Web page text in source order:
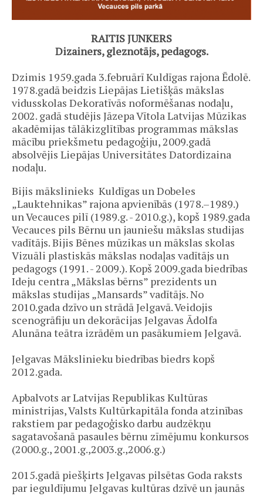
RAITIS JUNKERS
Dizainers, gleznotājs, pedagogs.
Dzimis 1959.gada 3.februārī Kuldīgas rajona Ēdolē.
1978.gadā beidzis Liepājas Lietišķās mākslas
vidusskolas Dekoratīvās noformēšanas nodaļu,
2002. gadā studējis Jāzepa Vītola Latvijas Mūzikas
akadēmijas tālākizglītības programmas mākslas
mācību priekšmetu pedagoģiju, 2009.gadā
absolvējis Liepājas Universitātes Datordizaina
nodaļu.
Bijis mākslinieks Kuldīgas un Dobeles
„Lauktehnikas” rajona apvienībās (1978.–1989.)
un Vecauces pilī (1989.g. - 2010.g.), kopš 1989.gada
Vecauces pils Bērnu un jauniešu mākslas studijas
vadītājs. Bijis Bēnes mūzikas un mākslas skolas
Vizuāli plastiskās mākslas nodaļas vadītājs un
pedagogs (1991. - 2009.). Kopš 2009.gada biedrības
Ideju centra „Mākslas bērns” prezidents un
mākslas studijas „Mansards” vadītājs. No
2010.gada dzīvo un strādā Jelgavā. Veidojis
scenogrāfiju un dekorācijas Jelgavas Ādolfa
Alunāna teātra izrādēm un pasākumiem Jelgavā.
Jelgavas Mākslinieku biedrības biedrs kopš
2012.gada.
Apbalvots ar Latvijas Republikas Kultūras
ministrijas, Valsts Kultūrkapitāla fonda atzinības
rakstiem par pedagoģisko darbu audzēkņu
sagatavošanā pasaules bērnu zīmējumu konkursos
(2000.g., 2001.g.,2003.g.,2006.g.)
2015.gadā piešķirts Jelgavas pilsētas Goda raksts
par ieguldījumu Jelgavas kultūras dzīvē un jaunās